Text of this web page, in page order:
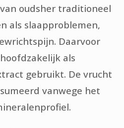
oudsher traditioneel
als slaapproblemen,
Daarvoor
als
gebruikt. De vrucht
vanwege het